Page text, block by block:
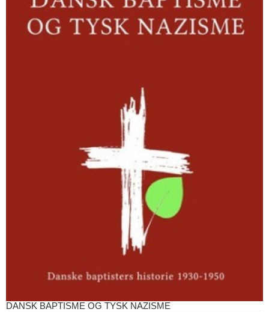
DANSK BAPTISME OG TYSK NAZISME